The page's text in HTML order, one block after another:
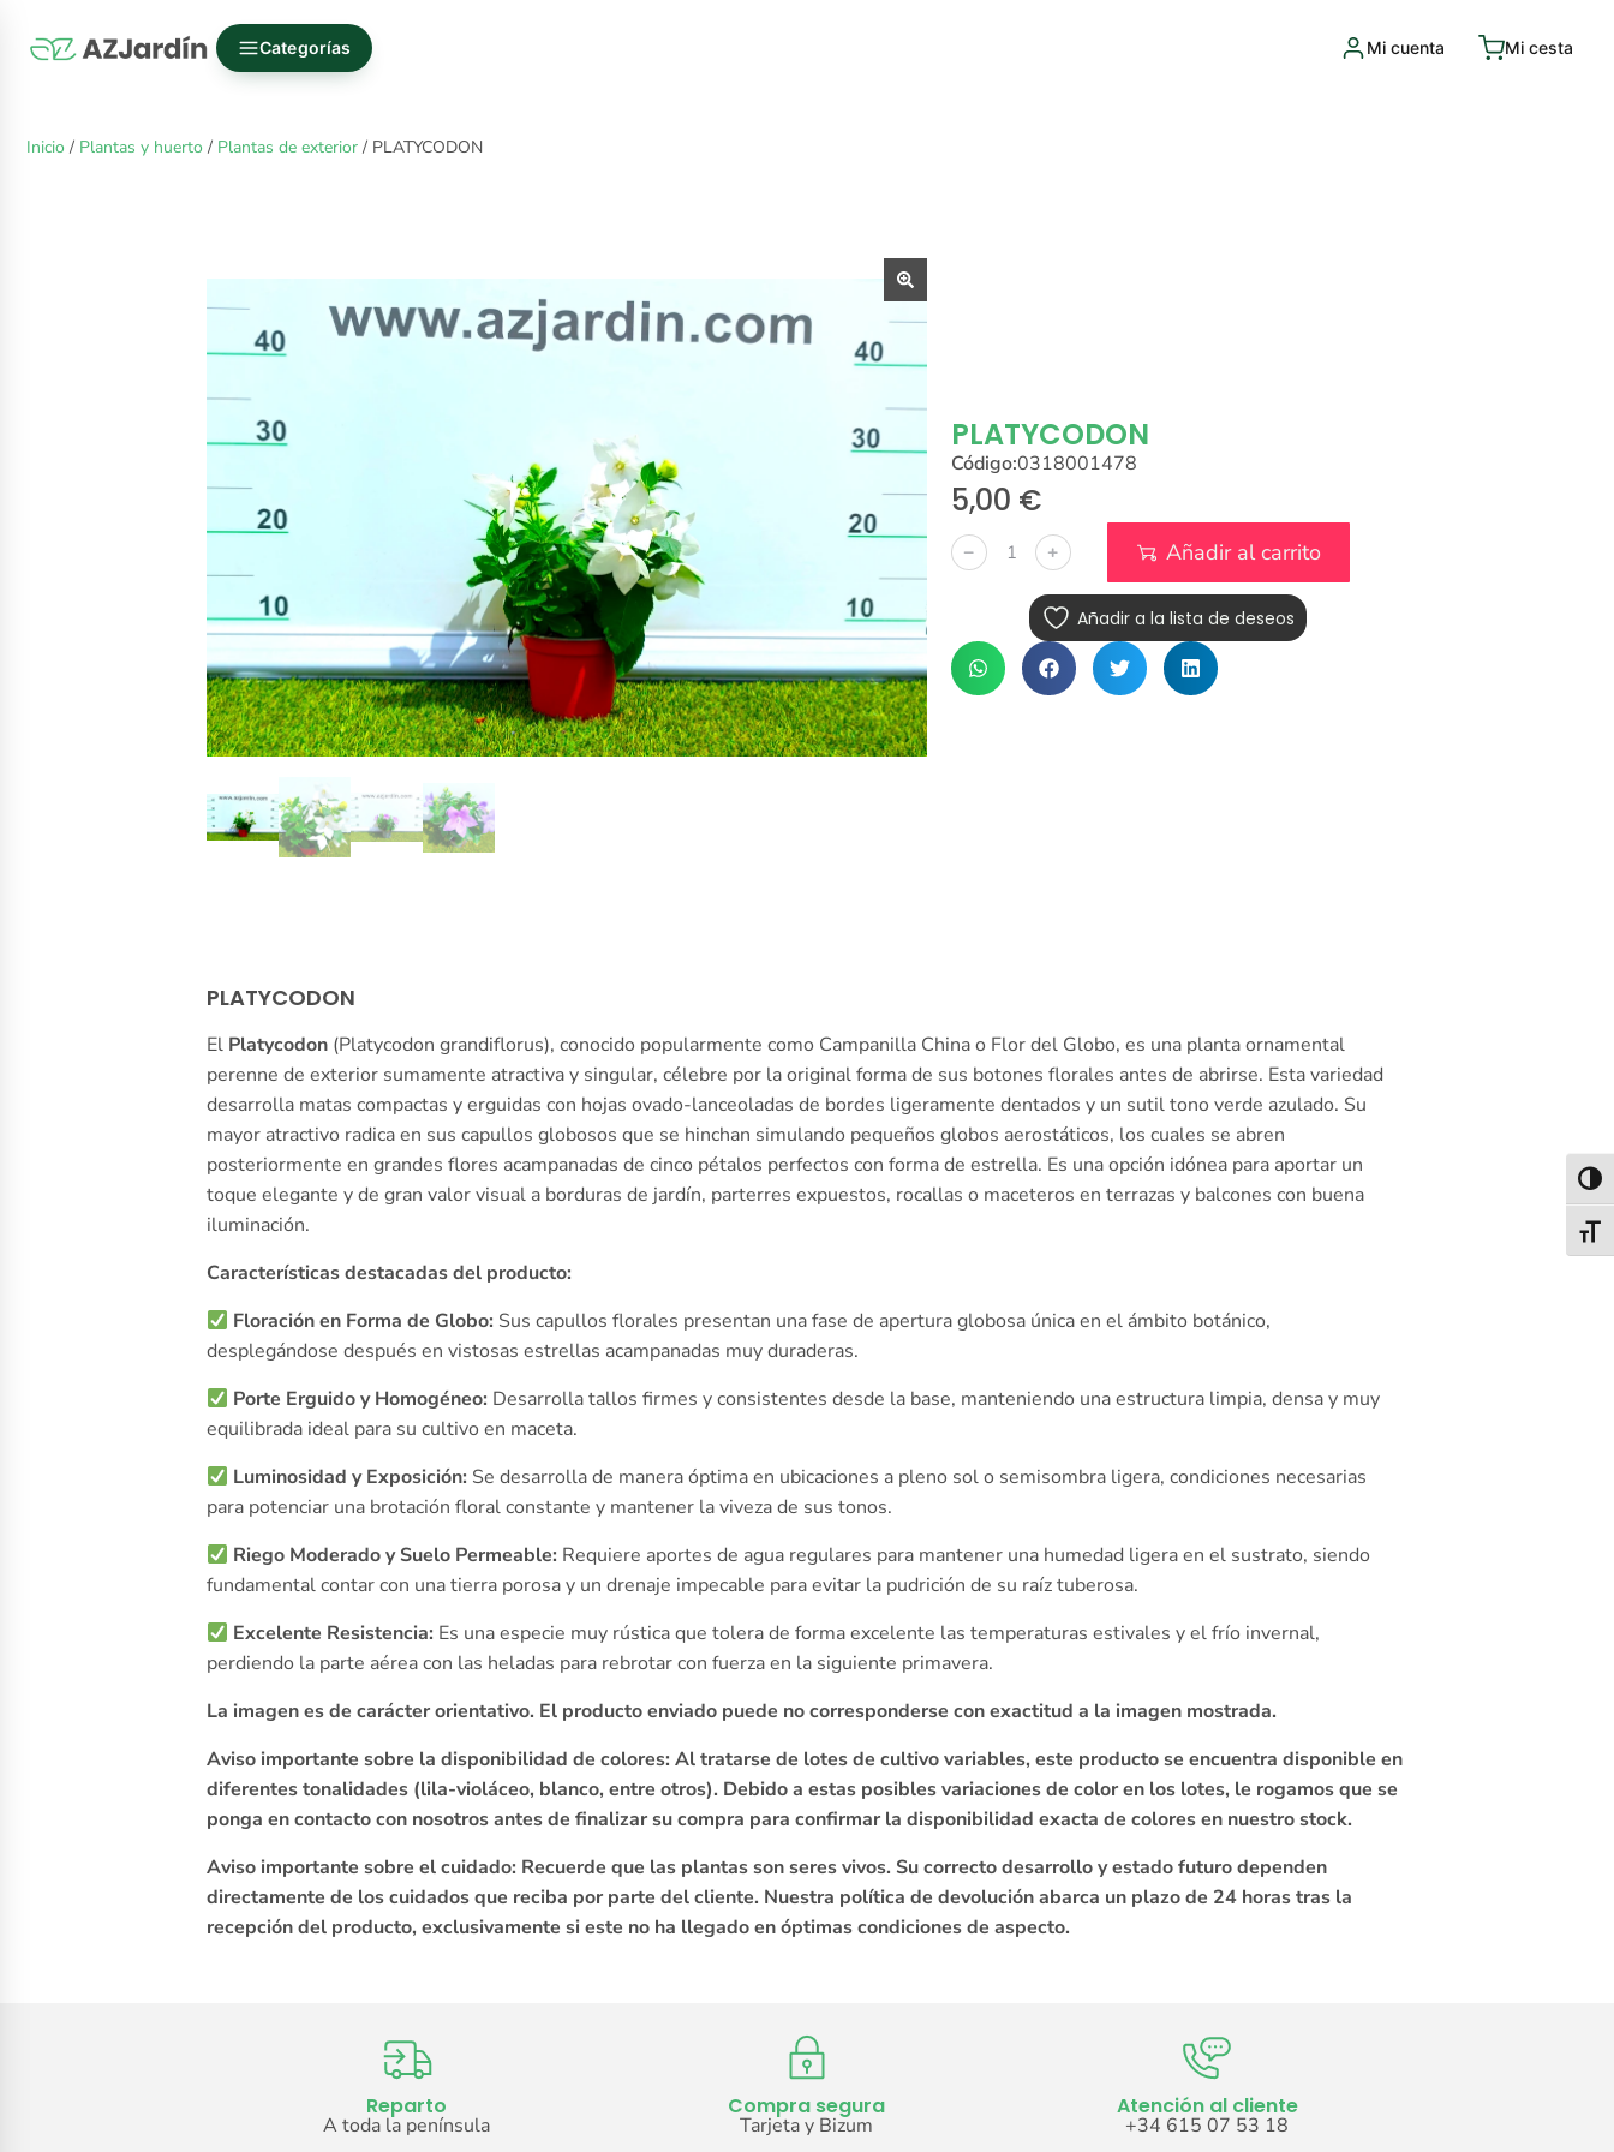
Categorías Mi cuenta Mi cesta
Inicio / Plantas y huerto / Plantas de exterior / PLATYCODON
PLATYCODON
Código:0318001478
5,00 €
﹣ ﹢ Añadir al carrito
Añadir a la lista de deseos
PLATYCODON
El Platycodon (Platycodon grandiflorus), conocido popularmente como Campanilla China o Flor del Globo, es una planta ornamental
perenne de exterior sumamente atractiva y singular, célebre por la original forma de sus botones florales antes de abrirse. Esta variedad
desarrolla matas compactas y erguidas con hojas ovado-lanceoladas de bordes ligeramente dentados y un sutil tono verde azulado. Su
mayor atractivo radica en sus capullos globosos que se hinchan simulando pequeños globos aerostáticos, los cuales se abren
posteriormente en grandes flores acampanadas de cinco pétalos perfectos con forma de estrella. Es una opción idónea para aportar un
toque elegante y de gran valor visual a borduras de jardín, parterres expuestos, rocallas o maceteros en terrazas y balcones con buena
iluminación.
Características destacadas del producto:
Floración en Forma de Globo: Sus capullos florales presentan una fase de apertura globosa única en el ámbito botánico,
desplegándose después en vistosas estrellas acampanadas muy duraderas.
Porte Erguido y Homogéneo: Desarrolla tallos firmes y consistentes desde la base, manteniendo una estructura limpia, densa y muy
equilibrada ideal para su cultivo en maceta.
Luminosidad y Exposición: Se desarrolla de manera óptima en ubicaciones a pleno sol o semisombra ligera, condiciones necesarias
para potenciar una brotación floral constante y mantener la viveza de sus tonos.
Riego Moderado y Suelo Permeable: Requiere aportes de agua regulares para mantener una humedad ligera en el sustrato, siendo
fundamental contar con una tierra porosa y un drenaje impecable para evitar la pudrición de su raíz tuberosa.
Excelente Resistencia: Es una especie muy rústica que tolera de forma excelente las temperaturas estivales y el frío invernal,
perdiendo la parte aérea con las heladas para rebrotar con fuerza en la siguiente primavera.
La imagen es de carácter orientativo. El producto enviado puede no corresponderse con exactitud a la imagen mostrada.
Aviso importante sobre la disponibilidad de colores: Al tratarse de lotes de cultivo variables, este producto se encuentra disponible en
diferentes tonalidades (lila-violáceo, blanco, entre otros). Debido a estas posibles variaciones de color en los lotes, le rogamos que se
ponga en contacto con nosotros antes de finalizar su compra para confirmar la disponibilidad exacta de colores en nuestro stock.
Aviso importante sobre el cuidado: Recuerde que las plantas son seres vivos. Su correcto desarrollo y estado futuro dependen
directamente de los cuidados que reciba por parte del cliente. Nuestra política de devolución abarca un plazo de 24 horas tras la
recepción del producto, exclusivamente si este no ha llegado en óptimas condiciones de aspecto.
Reparto
A toda la península
Compra segura
Tarjeta y Bizum
Atención al cliente
+34 615 07 53 18